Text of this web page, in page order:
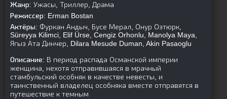
Жанр: Ужасы, Триллер, Драма
Режиссер: Erman Bostan
Актёры: Фуркан Андыч, Бусе Мерал, Онур Озтюрк,
Süreyya Kilimci, Elif Ürse, Cengiz Orhonlu, Manolya Maya,
Ягыз Ата Динчер, Dilara Mesude Duman, Akin Pasaoglu
Описание: В период распада Османской империи
женщина, нехотя отправившаяся в мрачный
стамбульский особняк в качестве невесты, и
таинственный владелец особняка вместе отправятся в
путешествие к темным